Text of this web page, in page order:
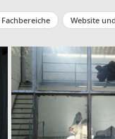
Website